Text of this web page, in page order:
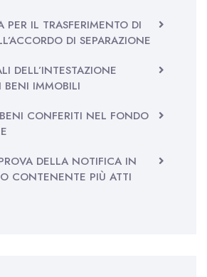
PER IL TRASFERIMENTO DI
DI SEPARAZIONE
DELL’INTESTAZIONE
BENI IMMOBILI
CONFERITI NEL FONDO
DELLA NOTIFICA IN
CONTENENTE PIÙ ATTI